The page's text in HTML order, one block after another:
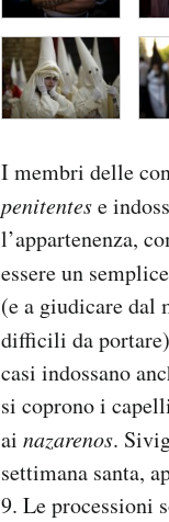
I membri delle
penitentese
l’appartenenza,
essere un
(e a giudicare dal
difficili da
casi indossano
si coprono i
ai nazarenos.
settimana santa,
9. Le processioni